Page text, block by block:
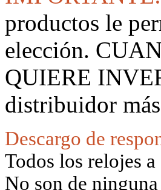
productos le
elección.
QUIERE
distribuidor
Descargo de
Todos los relojes
No son de